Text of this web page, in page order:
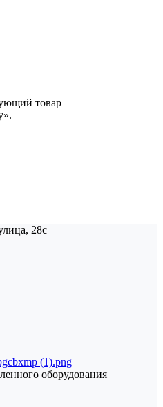
товар
28с
оборудования